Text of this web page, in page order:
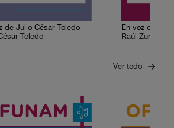
de Julio César Toledo
Toledo
En voz de
Raúl Zurita
Ver todo